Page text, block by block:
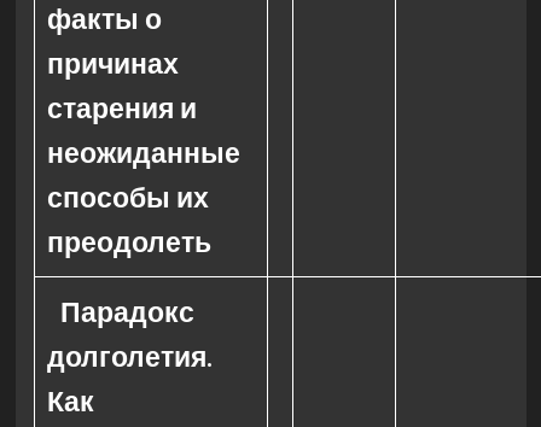
факты о
причинах
старения и
неожиданные
способы их
преодолеть
Парадокс
долголетия.
Как